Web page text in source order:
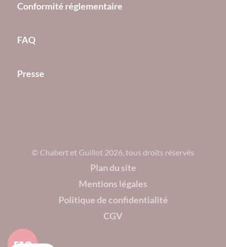
Conformité réglementaire
FAQ
Presse
© Chabert et Guillot 2026, tous droits réservés
Plan du site
Mentions légales
Politique de confidentialité
CGV
FAQ